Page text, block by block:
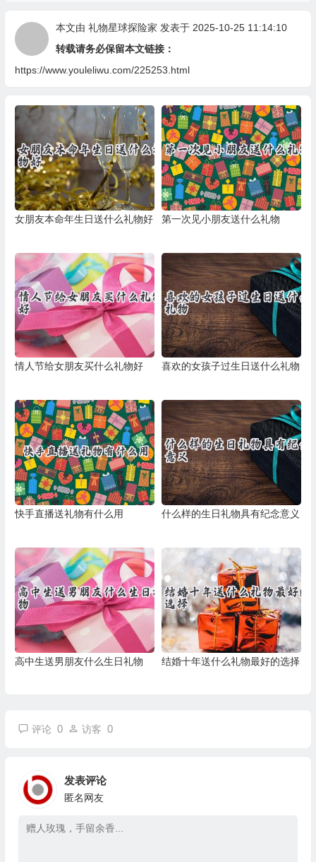
本文由 礼物星球探险家 发表于 2025-10-25 11:14:10
转载请务必保留本文链接：
https://www.youleliwu.com/225253.html
女朋友本命年生日送什么礼物好 第一次见小朋友送什么礼物
情人节给女朋友买什么礼物好 喜欢的女孩子过生日送什么礼物
快手直播送礼物有什么用 什么样的生日礼物具有纪念意义
高中生送男朋友什么生日礼物 结婚十年送什么礼物最好的选择
评论 0 访客 0
发表评论
匿名网友